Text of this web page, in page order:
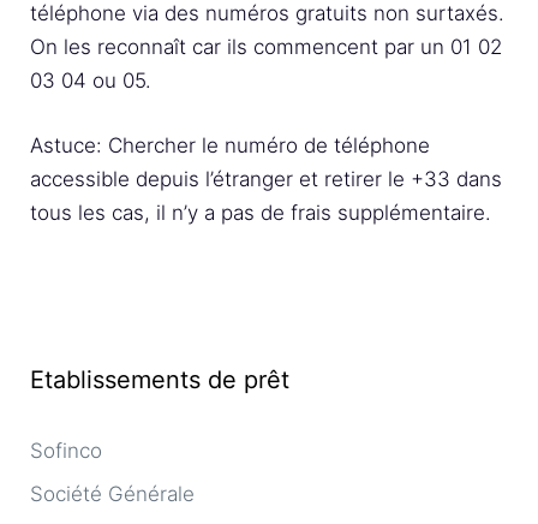
téléphone via des numéros gratuits non surtaxés.
On les reconnaît car ils commencent par un 01 02
03 04 ou 05.
Astuce: Chercher le numéro de téléphone
accessible depuis l’étranger et retirer le +33 dans
tous les cas, il n’y a pas de frais supplémentaire.
Etablissements de prêt
Sofinco
Société Générale